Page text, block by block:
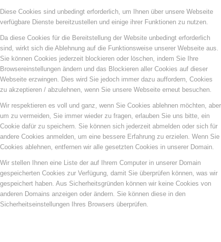
Diese Cookies sind unbedingt erforderlich, um Ihnen über unsere Webseite
verfügbare Dienste bereitzustellen und einige ihrer Funktionen zu nutzen.
Da diese Cookies für die Bereitstellung der Website unbedingt erforderlich
sind, wirkt sich die Ablehnung auf die Funktionsweise unserer Webseite aus.
Sie können Cookies jederzeit blockieren oder löschen, indem Sie Ihre
Browsereinstellungen ändern und das Blockieren aller Cookies auf dieser
Webseite erzwingen. Dies wird Sie jedoch immer dazu auffordern, Cookies
zu akzeptieren / abzulehnen, wenn Sie unsere Webseite erneut besuchen.
Wir respektieren es voll und ganz, wenn Sie Cookies ablehnen möchten, aber
um zu vermeiden, Sie immer wieder zu fragen, erlauben Sie uns bitte, ein
Cookie dafür zu speichern. Sie können sich jederzeit abmelden oder sich für
andere Cookies anmelden, um eine bessere Erfahrung zu erzielen. Wenn Sie
Cookies ablehnen, entfernen wir alle gesetzten Cookies in unserer Domain.
Wir stellen Ihnen eine Liste der auf Ihrem Computer in unserer Domain
gespeicherten Cookies zur Verfügung, damit Sie überprüfen können, was wir
gespeichert haben. Aus Sicherheitsgründen können wir keine Cookies von
anderen Domains anzeigen oder ändern. Sie können diese in den
Sicherheitseinstellungen Ihres Browsers überprüfen.